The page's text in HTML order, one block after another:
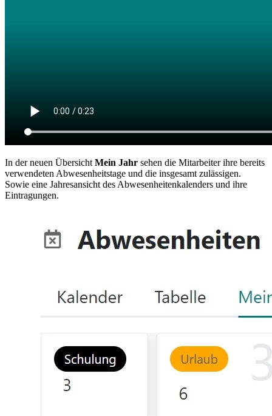
In der neuen ÜbersichtMein Jahr sehen die Mitarbeiter ihre bereits
verwendeten Abwesenheitstage und die insgesamt zulässigen.
Sowie eine Jahresansicht des Abwesenheitenkalenders und ihre
Eintragungen.